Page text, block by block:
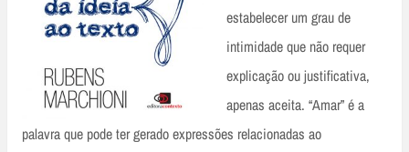
estabelecer um grau de
intimidade que não requer
explicação ou justificativa,
apenas aceita. “Amar” é a
palavra que pode ter gerado expressões relacionadas ao